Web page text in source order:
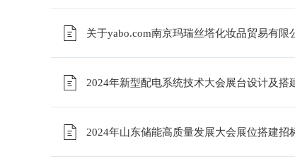
关于yabo.com南京玛瑞丝塔化妆品贸易有
2024年新型配电系统技术大会展台设计及搭
2024年山东储能高质量发展大会展位搭建招